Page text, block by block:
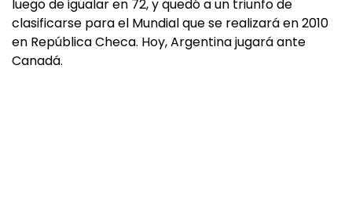
luego de igualar en 72, y quedó a un triunfo de
clasificarse para el Mundial que se realizará en 2010
en República Checa. Hoy, Argentina jugará ante
Canadá.